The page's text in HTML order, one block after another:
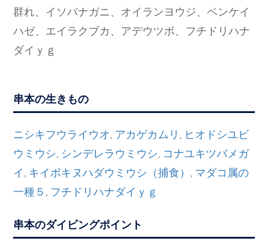
群れ、イソバナガニ、オイランヨウジ、ベンケイ
ハゼ、エイラクブカ、アデウツボ、フチドリハナ
ダイｙｇ
串本の生きもの
ニシキフウライウオ, アカゲカムリ , ヒオドシユビ
ウミウシ, シンデレラウミウシ, コナユキツバメガ
イ , キイボキヌハダウミウシ（捕食） , マダコ属の
一種５ , フチドリハナダイｙｇ
串本のダイビングポイント